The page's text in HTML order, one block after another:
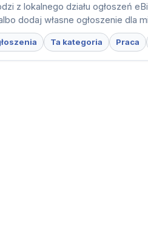
z lokalnego działu ogłoszeń
dodaj własne ogłoszenie dla
Ta kategoria Praca